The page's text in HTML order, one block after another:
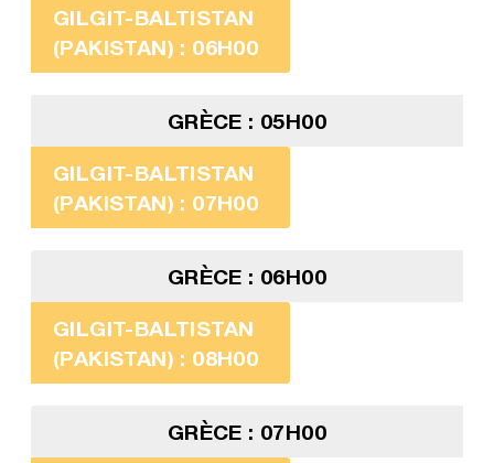
GILGIT-BALTISTAN
(PAKISTAN) : 06H00
GRÈCE : 05H00
GILGIT-BALTISTAN
(PAKISTAN) : 07H00
GRÈCE : 06H00
GILGIT-BALTISTAN
(PAKISTAN) : 08H00
GRÈCE : 07H00